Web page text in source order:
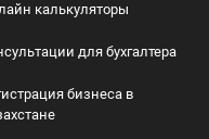
калькуляторы
для бухгалтера
бизнеса в